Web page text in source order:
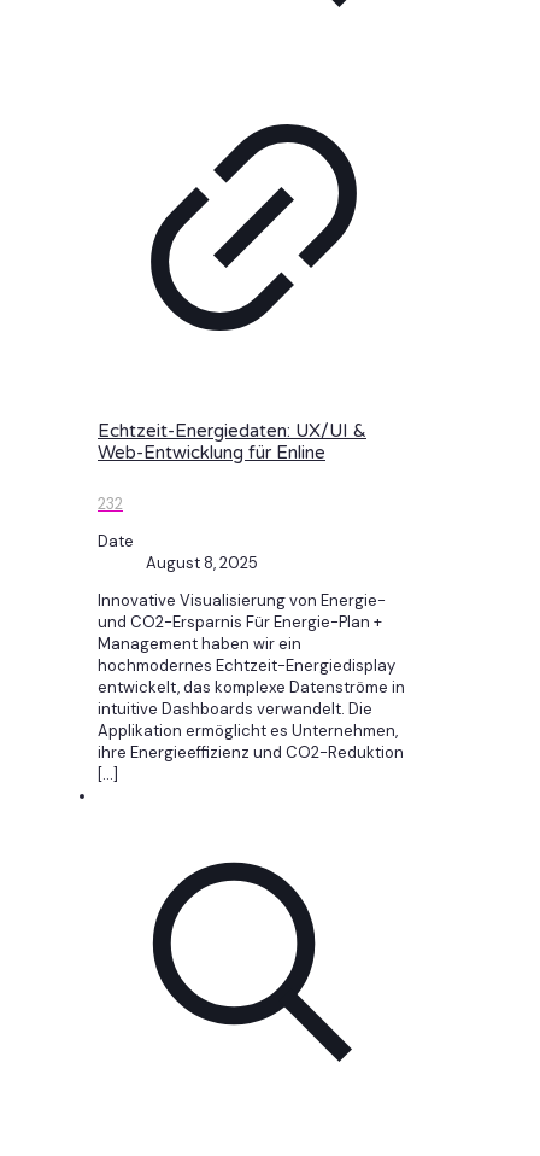
Echtzeit-Energiedaten: UX/UI &
Web-Entwicklung für Enline
232
Date
August 8, 2025
Innovative Visualisierung von Energie-
und CO2-Ersparnis Für Energie-Plan +
Management haben wir ein
hochmodernes Echtzeit-Energiedisplay
entwickelt, das komplexe Datenströme in
intuitive Dashboards verwandelt. Die
Applikation ermöglicht es Unternehmen,
ihre Energieeffizienz und CO2-Reduktion
[…]